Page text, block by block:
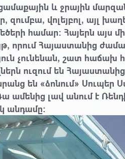
և ջրային
զումբա, վոլեյբոլ, այլ
համար։ Հայերն այս
որում Հայաստանից
չունենան, շատ հաճախ
ուզում են
են «ձոնում» Սուպեր
ամենից լավ անում է
անդամը։